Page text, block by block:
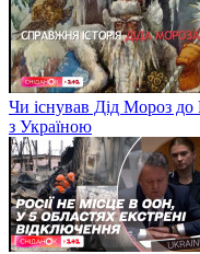
Чи існував Дід Мороз до
з Україною